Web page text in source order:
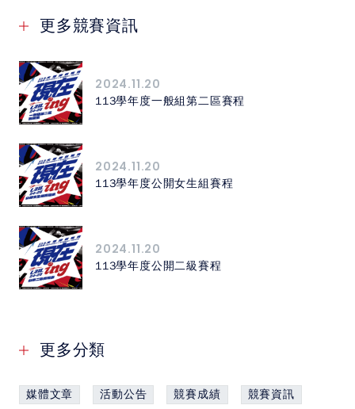
更多競賽資訊
2024.11.20
113學年度一般組第二區賽程
2024.11.20
113學年度公開女生組賽程
2024.11.20
113學年度公開二級賽程
更多分類
媒體文章 活動公告 競賽成績 競賽資訊